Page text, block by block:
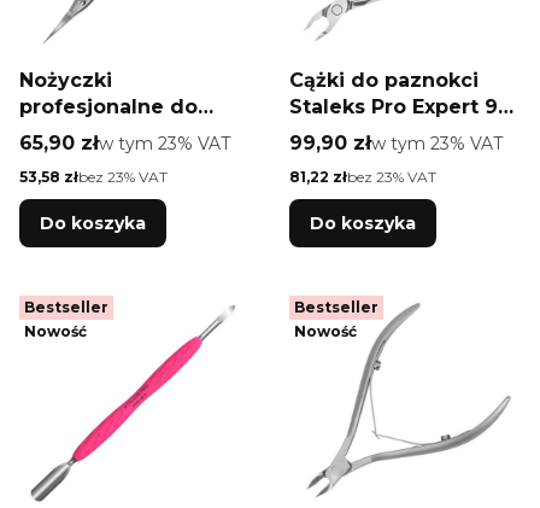
Nożyczki
profesjonalne do
skórek Staleks Pro
Smart 50 Type 4
Cena brutto
65,90 złw tym %s VAT
w tym 23% VAT
Cena netto
53,58 złbez 23% VAT
Do koszyka
Cążki do paznokci
Staleks Pro Expert 90
5 mm
Cena brutto
99,90 złw tym %s VAT
w tym 23% VAT
Cena netto
81,22 złbez 23% VAT
Do koszyka
Bestseller
Nowość
Bestseller
Nowość